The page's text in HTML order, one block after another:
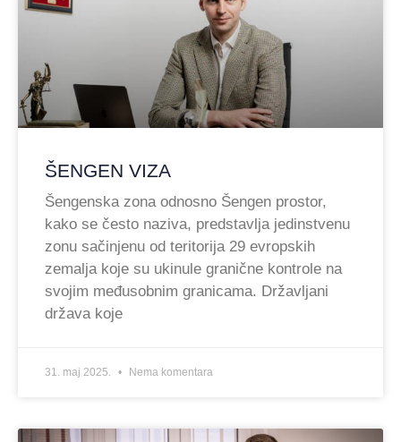
ŠENGEN VIZA
Šengenska zona odnosno Šengen prostor,
kako se često naziva, predstavlja jedinstvenu
zonu sačinjenu od teritorija 29 evropskih
zemalja koje su ukinule granične kontrole na
svojim međusobnim granicama. Državljani
država koje
31. maj 2025. Nema komentara